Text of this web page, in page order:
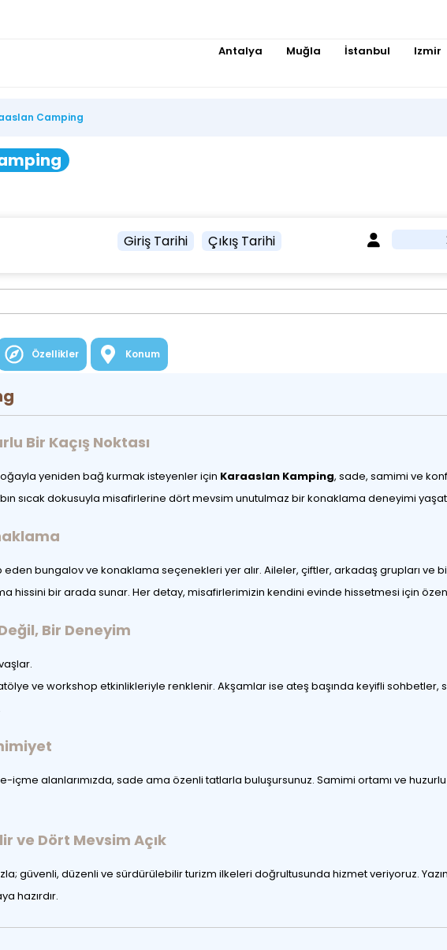
Antalya Muğla İstanbul Izmir
Camping
Giriş Tarihi Çıkış Tarihi
Özellikler Konum
Bir Kaçış Noktası
yeniden bağ kurmak isteyenler için Karaaslan Kamping, sade, samimi ve
sıcak dokusuyla misafirlerine dört mevsim unutulmaz bir konaklama deneyimi
bungalov ve konaklama seçenekleri yer alır. Aileler, çiftler, arkadaş grupları ve
hissini bir arada sunar. Her detay, misafirlerimizin kendini evinde hissetmesi için
Bir Deneyim
ve workshop etkinlikleriyle renklenir. Akşamlar ise ateş başında keyifli sohbetler,
içme alanlarımızda, sade ama özenli tatlarla buluşursunuz. Samimi ortamı ve
ve Dört Mevsim Açık
güvenli, düzenli ve sürdürülebilir turizm ilkeleri doğrultusunda hizmet veriyoruz.
hazırdır.